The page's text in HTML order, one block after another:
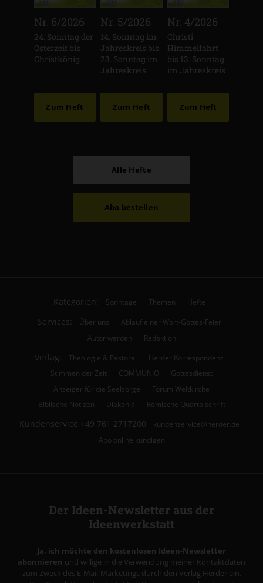
Nr. 6/2026
24. Sonntag der
Osterzeit bis
Christkönig
Zum Heft
Nr. 5/2026
14. Sonntag im
Jahreskreis bis
23. Sonntag im
Jahreskreis
Zum Heft
Nr. 4/2026
Christi
Himmelfahrt
bis 13. Sonntag
im Jahreskreis
Zum Heft
Alle Hefte
Abo bestellen
Kategorien: Sonntage Themen Hefte
Services: Über uns
Ablauf einer Wort-Gottes-Feier
Autor werden
Redaktion
Verlag: Theologie & Pastoral
Herder Korrespondenz
Stimmen der Zeit
COMMUNIO
Gottesdienst
Anzeiger für die Seelsorge
Forum Weltkirche
Biblische Notizen
Diakonia Römische Quartalschrift
Kundenservice +49 761 2717200
kundenservice@herder.de
Abo online kündigen
Der Ideen-Newsletter aus der
Ideenwerkstatt
Ja, ich möchte den kostenlosen Ideen-Newsletter
abonnieren und willige in die Verwendung meiner Kontaktdaten
zum Zweck des E-Mail-Marketings durch den Verlag Herder ein.